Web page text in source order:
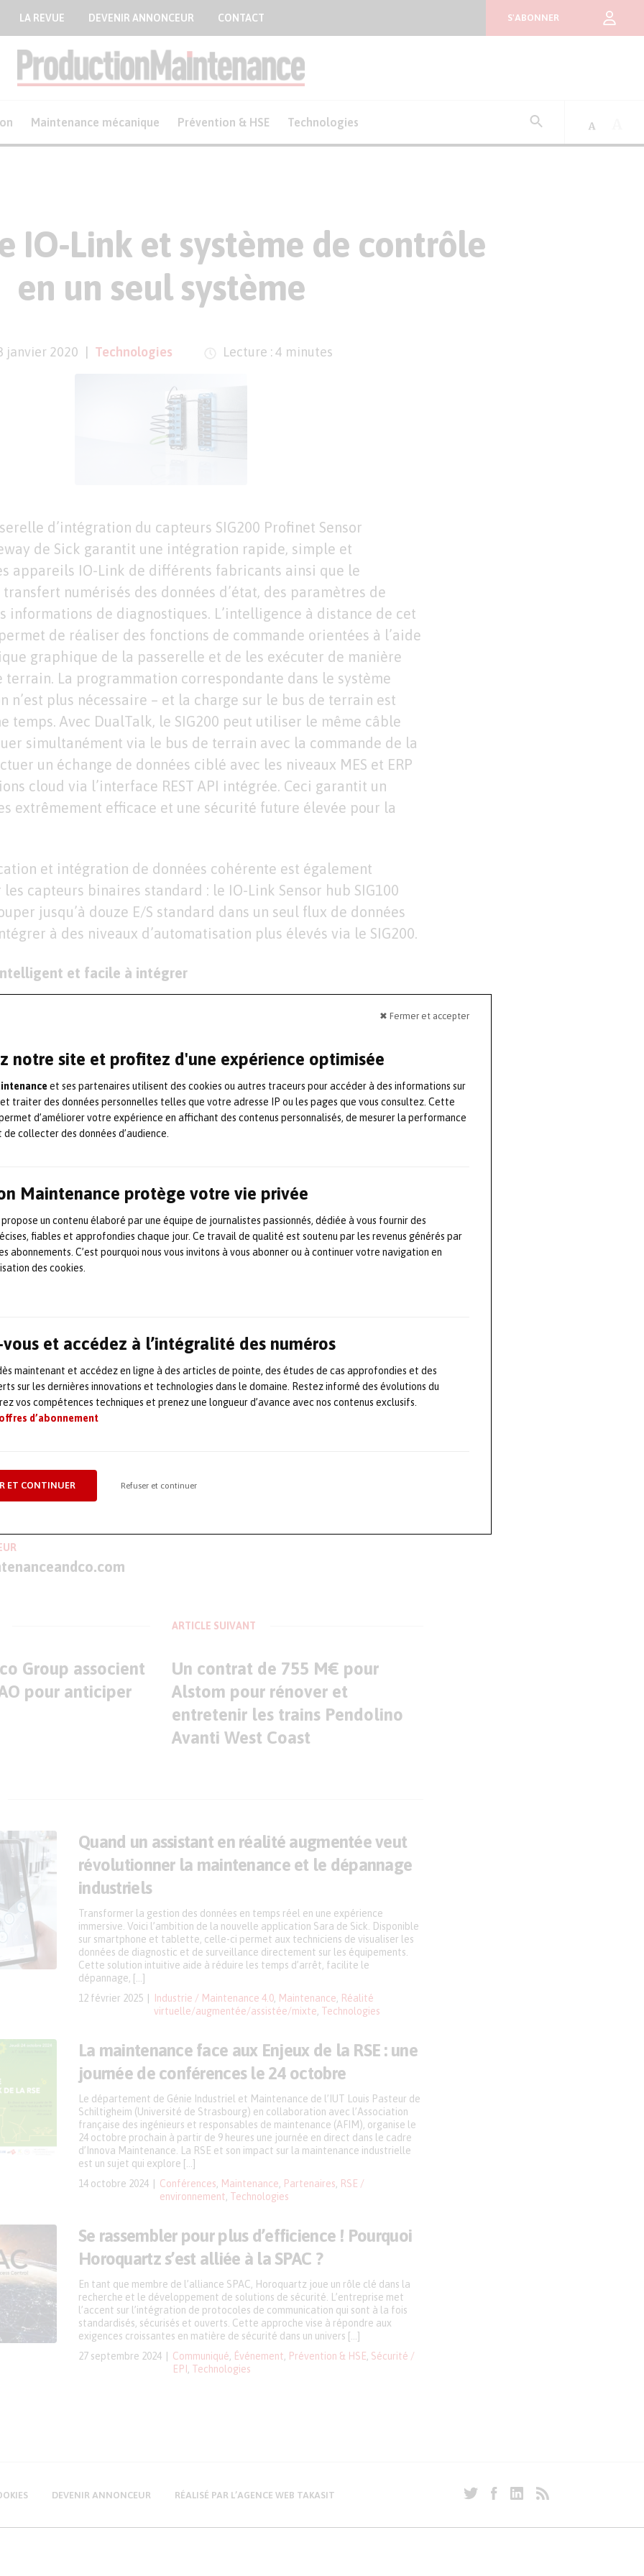
✖ Fermer et accepter
notre site et profitez d'une expérience optimisée
et ses partenaires utilisent des cookies ou autres traceurs pour accéder à des informations sur
traiter des données personnelles telles que votre adresse IP ou les pages que vous consultez. Cette
d’améliorer votre expérience en affichant des contenus personnalisés, de mesurer la performance
collecter des données d’audience.
Maintenance protège votre vie privée
un contenu élaboré par une équipe de journalistes passionnés, dédiée à vous fournir des
fiables et approfondies chaque jour. Ce travail de qualité est soutenu par les revenus générés par
abonnements. C’est pourquoi nous vous invitons à vous abonner ou à continuer votre navigation en
des cookies.
et accédez à l’intégralité des numéros
maintenant et accédez en ligne à des articles de pointe, des études de cas approfondies et des
sur les dernières innovations et technologies dans le domaine. Restez informé des évolutions du
vos compétences techniques et prenez une longueur d’avance avec nos contenus exclusifs.
d’abonnement
ET CONTINUER Refuser et continuer
LA REVUE DEVENIR ANNONCEUR CONTACT S'ABONNER
Maintenance mécanique Prévention & HSE Technologies
IO-Link et système de contrôle
en un seul système
janvier 2020 Technologies Lecture : 4 minutes
d’intégration du capteurs SIG200 Profinet Sensor
de Sick garantit une intégration rapide, simple et
appareils IO-Link de différents fabricants ainsi que le
numérisés des données d’état, des paramètres de
informations de diagnostiques. L’intelligence à distance de cet
de réaliser des fonctions de commande orientées à l’aide
graphique de la passerelle et de les exécuter de manière
terrain. La programmation correspondante dans le système
n’est plus nécessaire – et la charge sur le bus de terrain est
temps. Avec DualTalk, le SIG200 peut utiliser le même câble
simultanément via le bus de terrain avec la commande de la
un échange de données ciblé avec les niveaux MES et ERP
cloud via l’interface REST API intégrée. Ceci garantit un
extrêmement efficace et une sécurité future élevée pour la
et intégration de données cohérente est également
capteurs binaires standard : le IO-Link Sensor hub SIG100
jusqu’à douze E/S standard dans un seul flux de données
à des niveaux d’automatisation plus élevés via le SIG200.
et facile à intégrer
d’intégration de capteurs SIG200 garantissent une connexion
variante REST API¤ Une version supplémentaire pour le
SIG200 offre un total de quatre ports, via lesquels les
Link et les capteurs d’E/S numériques peuvent être facilement
à l’aide du SOPAS Engineering Tool (ET) intégré. Pour ce
port USB M8 et un PC ou par accès à distance via le serveur web
et la visualisation avec le SIG200 est indépendante du
peuvent également créer et configurer facilement leur
avec des appareils IO-Link de différents fabricants.
un collecteur de données intelligent à distance. Outre
que le comptage ou la mesure du temps. Même les fonctions
orientées processus telles que l’activation de poussoirs
l’éjection d’objets sur des installations de convoyage peuvent
dans l’éditeur de logique et exécutées de manière autonome
fr/fr/
Group associent
pour anticiper
ARTICLE SUIVANT
Un contrat de 755 M€ pour
Alstom pour rénover et
entretenir les trains Pendolino
Avanti West Coast
Quand un assistant en réalité augmentée veut
révolutionner la maintenance et le dépannage
industriels
12 février 2025 Industrie / Maintenance 4.0 Maintenance
Réalité
virtuelle/augmentée/assistée/mixte Technologies
Transformer la gestion des données en temps réel en une expérience
immersive. Voici l’ambition de la nouvelle application Sara de Sick. Disponible
sur smartphone et tablette, celle-ci permet aux techniciens de visualiser les
données de diagnostic et de surveillance directement sur les équipements.
Cette solution intuitive aide à réduire les temps d’arrêt, facilite le
dépannage, […]
La maintenance face aux Enjeux de la RSE : une
journée de conférences le 24 octobre
14 octobre 2024 Conférences Maintenance Partenaires
RSE /
environnement Technologies
Le département de Génie Industriel et Maintenance de l’IUT Louis Pasteur de
Schiltigheim (Université de Strasbourg) en collaboration avec l’Association
française des ingénieurs et responsables de maintenance (AFIM), organise le
24 octobre prochain à partir de 9 heures une journée en direct dans le cadre
d’Innova Maintenance. La RSE et son impact sur la maintenance industrielle
est un sujet qui explore […]
Se rassembler pour plus d’efficience ! Pourquoi
Horoquartz s’est alliée à la SPAC ?
27 septembre 2024 Communiqué Événement Prévention & HSE Sécurité /
EPI
Technologies
En tant que membre de l’alliance SPAC, Horoquartz joue un rôle clé dans la
recherche et le développement de solutions de sécurité. L’entreprise met
l’accent sur l’intégration de protocoles de communication qui sont à la fois
standardisés, sécurisés et ouverts. Cette approche vise à répondre aux
exigences croissantes en matière de sécurité dans un univers […]
DEVENIR ANNONCEUR RÉALISÉ PAR L’AGENCE WEB TAKASIT